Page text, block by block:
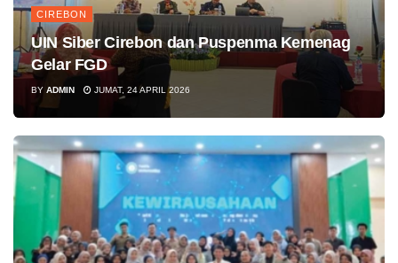
CIREBON
UIN Siber Cirebon dan Puspenma Kemenag
Gelar FGD
BY ADMIN JUMAT, 24 APRIL 2026